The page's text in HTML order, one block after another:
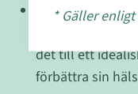
Universell
alla oavsett
det till ett
förbättra sin
* Gäller